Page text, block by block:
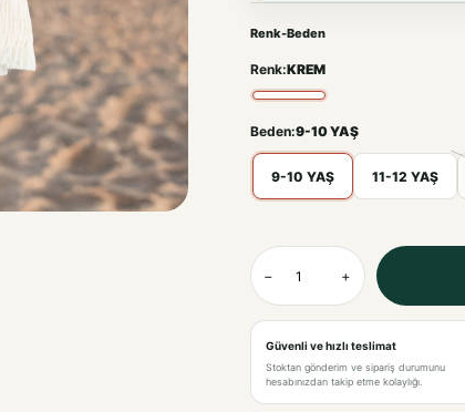
Renk-Beden
Renk:KREM
Beden:9-10 YAŞ
9-10 YAŞ 11-12 YAŞ
KREM-11-12 YAŞ
KREM-13-14 YAŞ
− +
Güvenli ve hızlı teslimat
Stoktan gönderim ve sipariş durumunu
hesabınızdan takip etme kolaylığı.